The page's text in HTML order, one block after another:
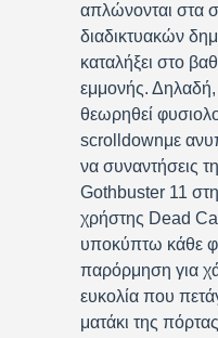
απλώνονται στα
διαδικτυακών
καταλήξει στο
εμμονής. Δηλαδή,
θεωρηθεί
scrolldownμε
να συναντήσεις
Gothbuster 11
χρήστης Dead
υποκύπτω κάθε
παρόρμηση για
ευκολία που
ματάκι της